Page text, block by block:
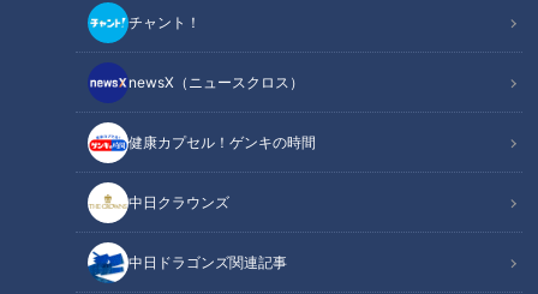
チャント！
newsX（ニュースクロス）
健康カプセル！ゲンキの時間
中日クラウンズ
中日ドラゴンズ関連記事
発言勃発！鶴瓶「コントか！クドカンで
もよう書かんわ！」
2024/05/31 20:00